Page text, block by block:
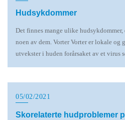
Hudsykdommer
Det finnes mange ulike
noen av dem. Vorter Vorter er lokale
utvekster i huden forårsaket av et virus
05/02/2021
Skorelaterte hudproblemer